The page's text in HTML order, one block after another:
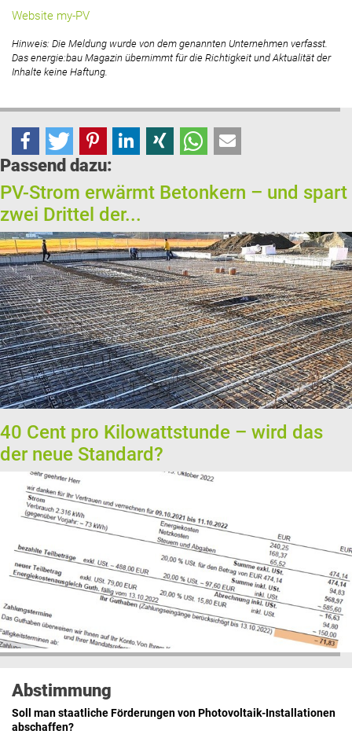
Website my-PV
Hinweis: Die Meldung wurde von dem genannten Unternehmen verfasst.
Das energie:bau Magazin übernimmt für die Richtigkeit und Aktualität der
Inhalte keine Haftung.
Passend dazu:
PV-Strom erwärmt Betonkern – und spart
zwei Drittel der...
40 Cent pro Kilowattstunde – wird das
der neue Standard?
Abstimmung
Soll man staatliche Förderungen von Photovoltaik-Installationen
abschaffen?